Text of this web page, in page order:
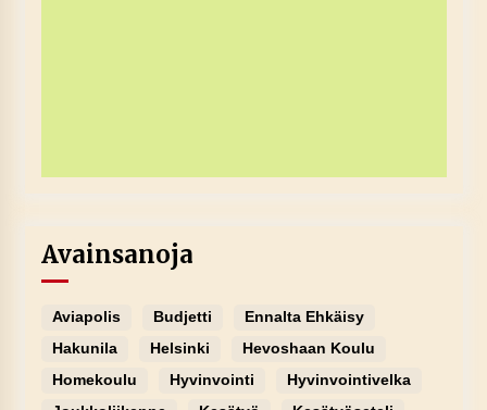
Avainsanoja
Aviapolis Budjetti
Ennalta Ehkäisy
Hakunila
Helsinki
Hevoshaan Koulu
Homekoulu
Hyvinvointi
Hyvinvointivelka